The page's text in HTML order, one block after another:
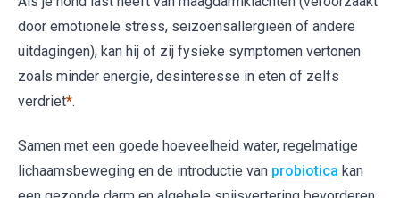
door emotionele stress, seizoensallergieën of andere
uitdagingen), kan hij of zij fysieke symptomen vertonen
zoals minder energie, desinteresse in eten of zelfs
verdriet*.
Samen met een goede hoeveelheid water, regelmatige
lichaamsbeweging en de introductie van probiotica kan